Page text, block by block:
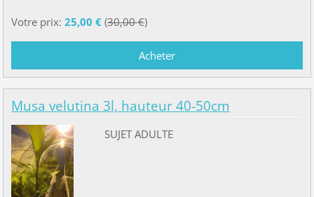
Votre prix: 25,00 €(30,00 €)
Musa velutina 3l, hauteur 40-50cm
SUJET ADULTE